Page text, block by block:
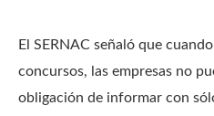
El SERNAC señaló que
concursos, las empresas no
obligación de informar con